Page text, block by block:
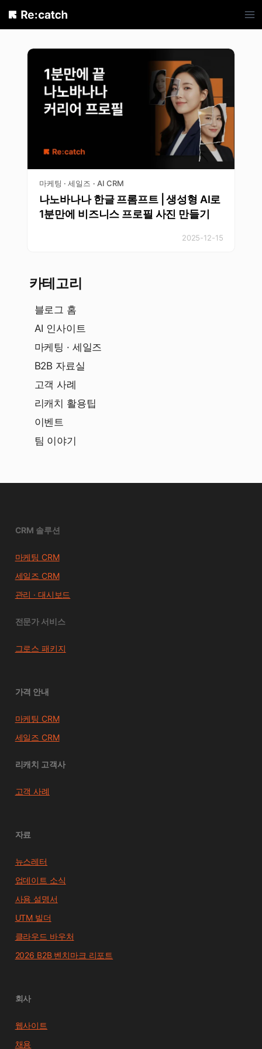
Skip
마케팅 · 세일즈 · AI CRM
나노바나나 한글 프롬프트 | 생성형 AI로
1분만에 비즈니스 프로필 사진 만들기
2025-12-15
카테고리
블로그 홈
AI 인사이트
마케팅 · 세일즈
B2B 자료실
고객 사례
리캐치 활용팁
이벤트
팀 이야기
CRM 솔루션
마케팅 CRM
세일즈 CRM
관리 · 대시보드
전문가 서비스
그로스 패키지
가격 안내
마케팅 CRM
세일즈 CRM
리캐치 고객사
고객 사례
자료
뉴스레터
업데이트 소식
사용 설명서
UTM 빌더
클라우드 바우처
2026 B2B 벤치마크 리포트
회사
웹사이트
채용